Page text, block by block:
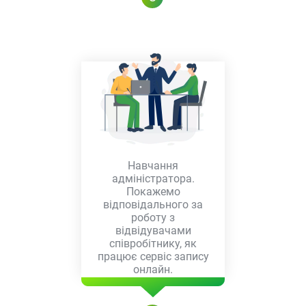
Навчання
адміністратора.
Покажемо
відповідального за
роботу з
відвідувачами
співробітнику, як
працює сервіс запису
онлайн.